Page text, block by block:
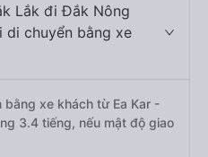
Lắk đi Đắk Nông
di chuyển bằng xe
bằng xe khách từ Ea Kar -
3.4 tiếng, nếu mật độ giao